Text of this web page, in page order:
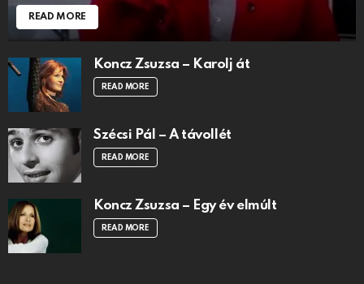
READ MORE
Koncz Zsuzsa – Karolj át
READ MORE
Szécsi Pál – A távollét
READ MORE
Koncz Zsuzsa – Egy év elmúlt
READ MORE